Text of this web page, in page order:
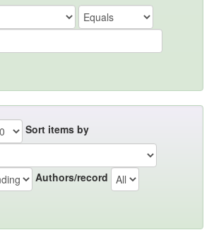
Sort items by
Authors/record